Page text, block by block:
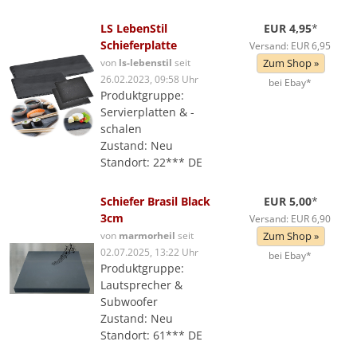
LS LebenStil
Schieferplatte
von ls-lebenstil seit
26.02.2023, 09:58 Uhr
Produktgruppe:
Servierplatten & -
schalen
Zustand: Neu
Standort: 22*** DE
EUR 4,95*
Versand: EUR 6,95
Zum Shop »
bei Ebay*
Schiefer Brasil Black
3cm
von marmorheil seit
02.07.2025, 13:22 Uhr
Produktgruppe:
Lautsprecher &
Subwoofer
Zustand: Neu
Standort: 61*** DE
EUR 5,00*
Versand: EUR 6,90
Zum Shop »
bei Ebay*